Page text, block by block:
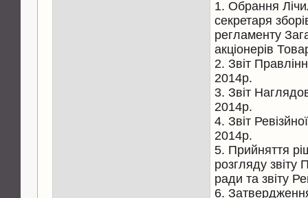
1. Обрання
секретаря
регламенту
акціонерів
2. Звіт
2014р.
3. Звіт
2014р.
4. Звіт
2014р.
5. Прийняття
розгляду звіту
ради та звіту
6.